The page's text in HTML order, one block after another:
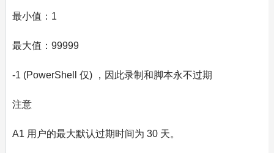
最小值：1
最大值：99999
-1 (PowerShell 仅) ，因此录制和脚本永不过期
注意
A1 用户的最大默认过期时间为 30 天。